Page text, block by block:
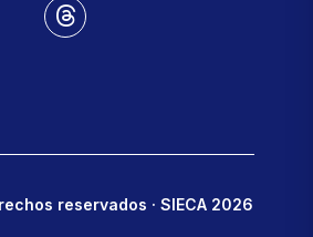
reservados · SIECA 2026